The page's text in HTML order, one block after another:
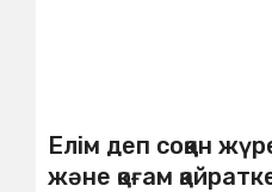
Елім деп соққан
және қоғам